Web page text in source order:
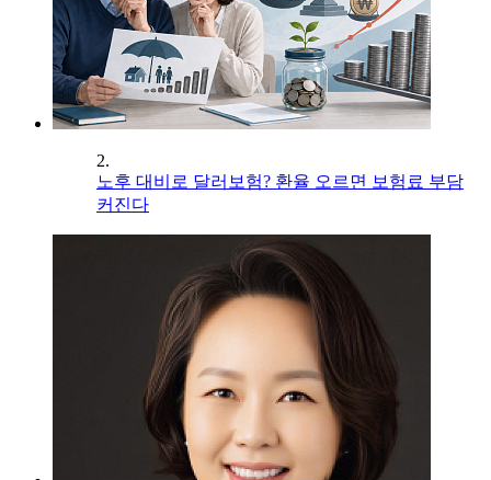
2.
노후 대비로 달러보험? 환율 오르면 보험료 부담
커진다